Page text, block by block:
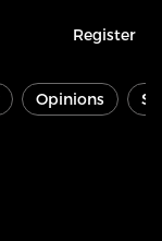
Register
Opinions